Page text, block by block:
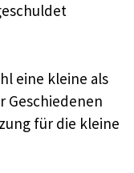
eine kleine als
Geschiedenen
für die kleine